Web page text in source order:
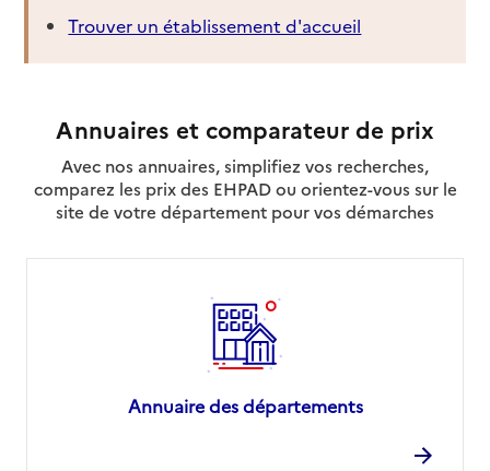
Trouver un établissement d'accueil
Annuaires et comparateur de prix
Avec nos annuaires, simplifiez vos recherches,
comparez les prix des EHPAD ou orientez-vous sur le
site de votre département pour vos démarches
Annuaire des départements